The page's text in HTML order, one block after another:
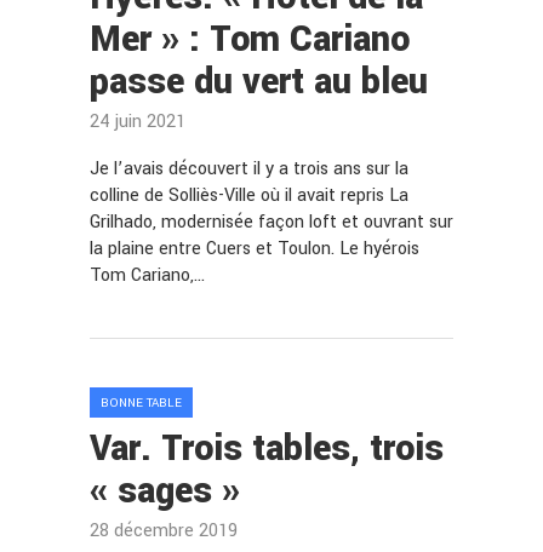
Mer » : Tom Cariano
passe du vert au bleu
24 juin 2021
Je l’avais découvert il y a trois ans sur la
colline de Solliès-Ville où il avait repris La
Grilhado, modernisée façon loft et ouvrant sur
la plaine entre Cuers et Toulon. Le hyérois
Tom Cariano,…
BONNE TABLE
Var. Trois tables, trois
« sages »
28 décembre 2019